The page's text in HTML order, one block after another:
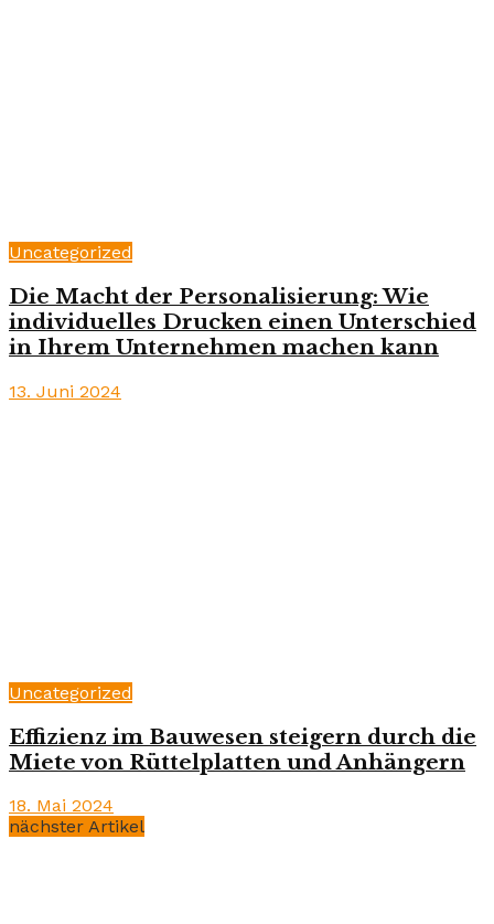
Uncategorized
Die Macht der Personalisierung: Wie
individuelles Drucken einen Unterschied
in Ihrem Unternehmen machen kann
13. Juni 2024
Uncategorized
Effizienz im Bauwesen steigern durch die
Miete von Rüttelplatten und Anhängern
18. Mai 2024
nächster Artikel